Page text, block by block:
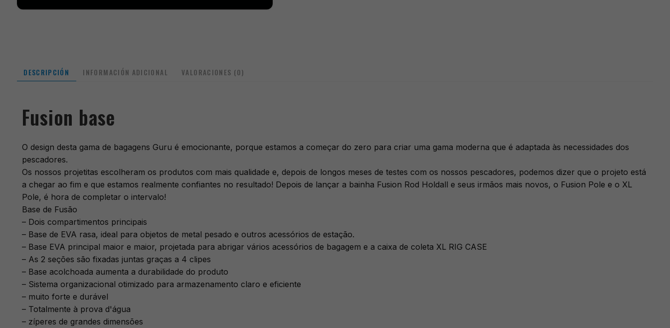
DESCRIPCIÓN INFORMACIÓN ADICIONAL VALORACIONES (0)
Fusion base
O design desta gama de bagagens Guru é emocionante, porque estamos a começar do zero para criar uma gama moderna que é adaptada às necessidades dos
pescadores.
Os nossos projetitas escolheram os produtos com mais qualidade e, depois de longos meses de testes com os nossos pescadores, podemos dizer que o projeto está
a chegar ao fim e que estamos realmente confiantes no resultado! Depois de lançar a bainha Fusion Rod Holdall e seus irmãos mais novos, o Fusion Pole e o XL
Pole, é hora de completar o intervalo!
Base de Fusão
– Dois compartimentos principais
– Base de EVA rasa, ideal para objetos de metal pesado e outros acessórios de estação.
– Base EVA principal maior e maior, projetada para abrigar vários acessórios de bagagem e a caixa de coleta XL RIG CASE
– As 2 seções são fixadas juntas graças a 4 clipes
– Base acolchoada aumenta a durabilidade do produto
– Sistema organizacional otimizado para armazenamento claro e eficiente
– muito forte e durável
– Totalmente à prova d'água
– zíperes de grandes dimensões